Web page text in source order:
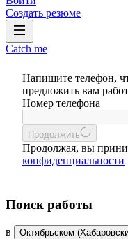
Создать резюме
Catch me
Напишите телефон,
предложить вам
Номер телефона
Продолжить
Продолжая, вы
конфиденциальности
Поиск работы
в Октябрьском